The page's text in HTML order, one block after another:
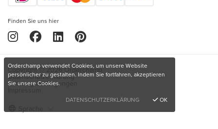
Finden Sie uns hier
Copyright © 2026 Orderchamp
Datenschutzerklärung
Nutzungsbedingungen
Orderchamp verwendet Cookies, um unsere Website
persönlicher zu gestalten. Indem Sie fortfahren, akzeptieren
Sie unsere Cookies.
DATENSCHUTZERKLÄRUNG
OK